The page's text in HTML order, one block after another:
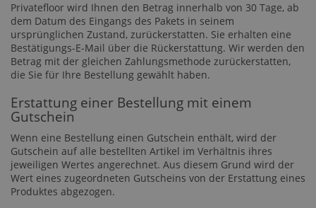
Privatefloor wird Ihnen den Betrag innerhalb von 30 Tage, ab
dem Datum des Eingangs des Pakets in seinem
ursprünglichen Zustand, zurückerstatten. Sie erhalten eine
Bestätigungs-E-Mail über die Rückerstattung. Wir werden den
Betrag mit der gleichen Zahlungsmethode zurückerstatten,
die Sie für Ihre Bestellung gewählt haben.
Erstattung einer Bestellung mit einem
Gutschein
Wenn eine Bestellung einen Gutschein enthält, wird der
Gutschein auf alle bestellten Artikel im Verhältnis ihres
jeweiligen Wertes angerechnet. Aus diesem Grund wird der
Wert eines zugeordneten Gutscheins von der Erstattung eines
Produktes abgezogen.